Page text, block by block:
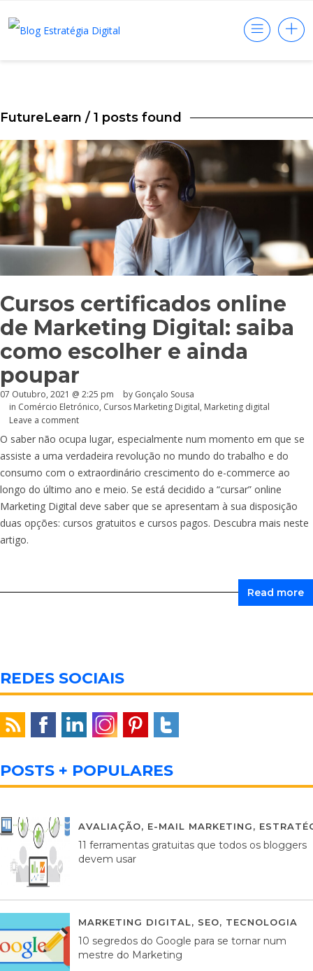
FutureLearn / 1 posts found
Cursos certificados online
de Marketing Digital: saiba
como escolher e ainda
poupar
07 Outubro, 2021 @ 2:25 pm by Gonçalo Sousa
in Comércio Eletrónico, Cursos Marketing Digital, Marketing digital
Leave a comment
O saber não ocupa lugar, especialmente num momento em que se
assiste a uma verdadeira revolução no mundo do trabalho e do
consumo com o extraordinário crescimento do e-commerce ao
longo do último ano e meio. Se está decidido a “cursar” online
Marketing Digital deve saber que se apresentam à sua disposição
duas opções: cursos gratuitos e cursos pagos. Descubra mais neste
artigo.
Read more
REDES SOCIAIS
POSTS + POPULARES
AVALIAÇÃO, E-MAIL MARKETING,
11 ferramentas gratuitas que todos os bloggers
devem usar
MARKETING DIGITAL, SEO, TECNOLOGIA
10 segredos do Google para se tornar num
mestre do Marketing